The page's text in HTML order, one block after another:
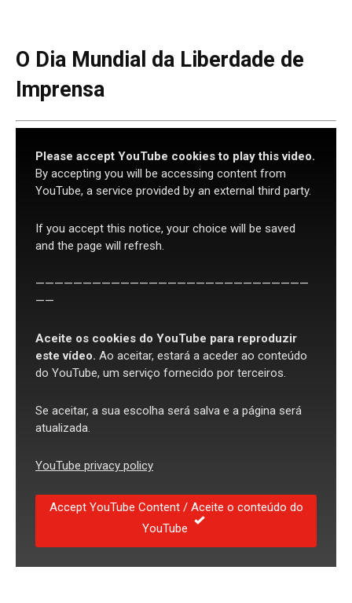
O Dia Mundial da Liberdade de
Imprensa
Please accept YouTube cookies to play this video.
By accepting you will be accessing content from
YouTube, a service provided by an external third party.
If you accept this notice, your choice will be saved
and the page will refresh.
—————————————————————————————
——
Aceite os cookies do YouTube para reproduzir
este vídeo. Ao aceitar, estará a aceder ao conteúdo
do YouTube, um serviço fornecido por terceiros.
Se aceitar, a sua escolha será salva e a página será
atualizada.
YouTube privacy policy
Accept YouTube Content / Aceite o conteúdo do
YouTube